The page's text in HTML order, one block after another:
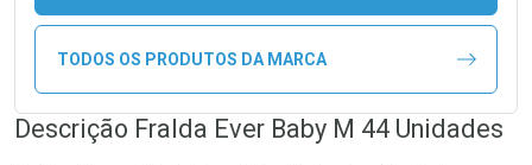
TODOS OS PRODUTOS DA MARCA
Descrição Fralda Ever Baby M 44 Unidades